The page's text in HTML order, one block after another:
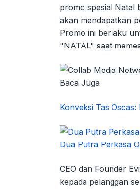
o
k
r
p
p
promo spesial Natal
akan mendapatkan
Promo ini berlaku
"NATAL" saat
Baca Juga
Konveksi Tas
Dua Putra Perkasa
CEO dan Founder
kepada pelanggan